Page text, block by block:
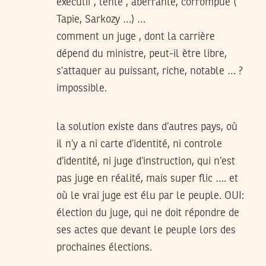
exécutif , lente , aberrante, corrompue (
Tapie, Sarkozy …) …
comment un juge , dont la carrière
dépend du ministre, peut-il ètre libre,
s’attaquer au puissant, riche, notable … ?
impossible.
la solution existe dans d’autres pays, où
il n’y a ni carte d’identité, ni controle
d’identité, ni juge d’instruction, qui n’est
pas juge en réalité, mais super flic …. et
où le vrai juge est élu par le peuple. OUI:
élection du juge, qui ne doit répondre de
ses actes que devant le peuple lors des
prochaines élections.